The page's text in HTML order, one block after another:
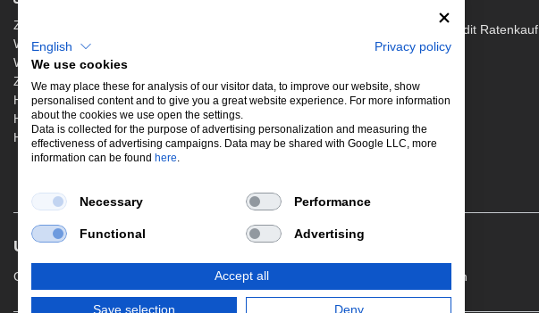
Zahlung & Versand
Widerrufsbelehrung
Warenkorb
Zur Kasse
Hinweis zur Altölentsorgung
Hinweis zur Batterieentsorgung
Händler werden
Ergänzende AGB EasyCredit Ratenkauf
Datenschutzerklärung
Jobs
Newsletter
UNSERE BELIEBTESTEN PRODUKTE
Gewindefahrwerke Performance Auspuffklappen
English
Privacy policy
We use cookies
We may place these for analysis of our visitor data, to improve our website, show
personalised content and to give you a great website experience. For more information
about the cookies we use open the settings.
Data is collected for the purpose of advertising personalization and measuring the
effectiveness of advertising campaigns. Data may be shared with Google LLC, more
information can be found here.
Necessary Performance
Functional Advertising
Accept all
Save selection Deny